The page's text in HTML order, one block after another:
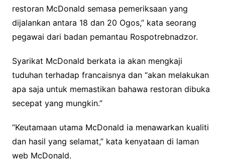
restoran McDonald semasa pemeriksaan yang
dijalankan antara 18 dan 20 Ogos,” kata seorang
pegawai dari badan pemantau Rospotrebnadzor.
Syarikat McDonald berkata ia akan mengkaji
tuduhan terhadap francaisnya dan “akan melakukan
apa saja untuk memastikan bahawa restoran dibuka
secepat yang mungkin.”
“Keutamaan utama McDonald ia menawarkan kualiti
dan hasil yang selamat,” kata kenyataan di laman
web McDonald.